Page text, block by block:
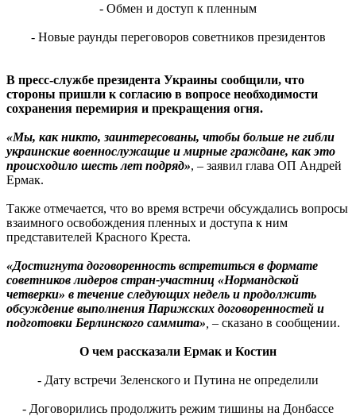
- Обмен и доступ к пленным
- Новые раунды переговоров советников президентов
В пресс-службе президента Украины сообщили, что
стороны пришли к согласию в вопросе необходимости
сохранения перемирия и прекращения огня.
«Мы, как никто, заинтересованы, чтобы больше не гибли
украинские военнослужащие и мирные граждане, как это
происходило шесть лет подряд», – заявил глава ОП Андрей
Ермак.
Также отмечается, что во время встречи обсуждались вопросы
взаимного освобождения пленных и доступа к ним
представителей Красного Креста.
«Достигнута договоренность встретиться в формате
советников лидеров стран-участниц «Нормандской
четверки» в течение следующих недель и продолжить
обсуждение выполнения Парижских договоренностей и
подготовки Берлинского саммита» – сказано в сообщении.
О чем рассказали Ермак и Костин
- Дату встречи Зеленского и Путина не определили
- Договорились продолжить режим тишины на Донбассе